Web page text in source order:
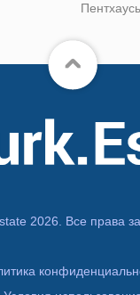
2026. Все права